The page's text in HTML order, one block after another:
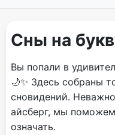
Сны на
Вы попали в
🌙✨ Здесь собраны
сновидений.
айсберг, мы
означать.